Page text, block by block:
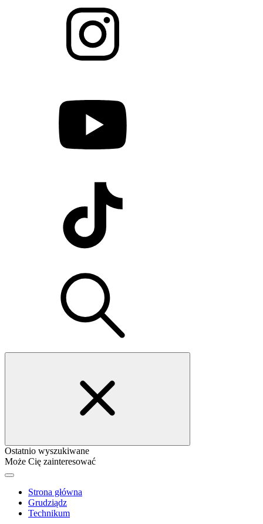
Ostatnio wyszukiwane
Może Cię zainteresować
Strona główna
Grudziądz
Technikum